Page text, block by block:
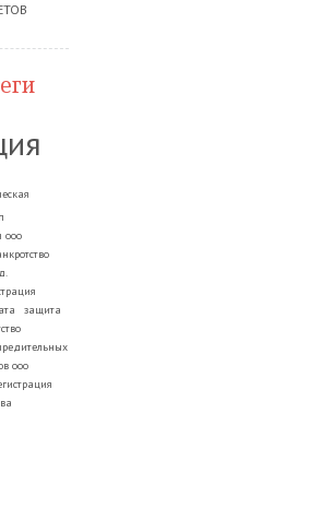
ооо
защита
ооо